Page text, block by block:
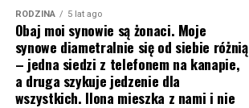
RODZINA 5 lat ago
Obaj moi synowie są żonaci. Moje
synowe diametralnie się od siebie różnią
– jedna siedzi z telefonem na kanapie,
a druga szykuje jedzenie dla
wszystkich. Ilona mieszka z nami i nie